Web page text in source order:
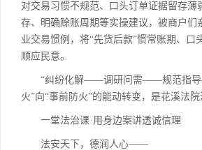
对交易习惯不规范、口头订单证据留存
存、明确赊账周期等实操建议，被商户们
业交易惯例，将“先货后款”惯常账期、
顺应民意。
“纠纷化解——调研问需——规范指导——
火”向“事前防火”的能动转变，是花溪法
一堂法治课·用身边案讲透诚信理
法安天下，德润人心——